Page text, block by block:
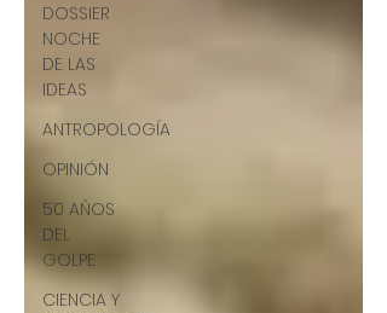
DOSSIER
NOCHE
DE LAS
IDEAS
ANTROPOLOGÍA
OPINIÓN
50 AÑOS
DEL
GOLPE
CIENCIA Y